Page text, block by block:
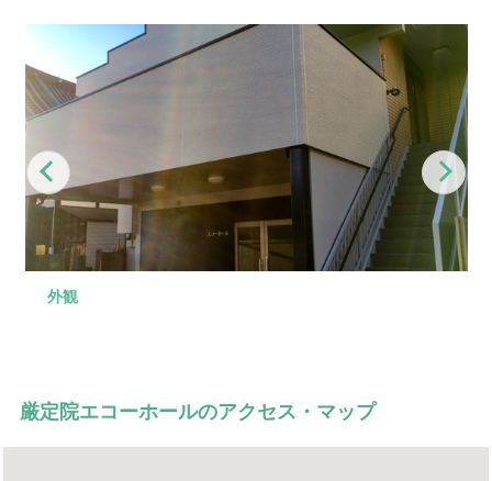
Previous
外観
式場
控室
会食場
駐車場
厳定院エコーホールのアクセス・マップ